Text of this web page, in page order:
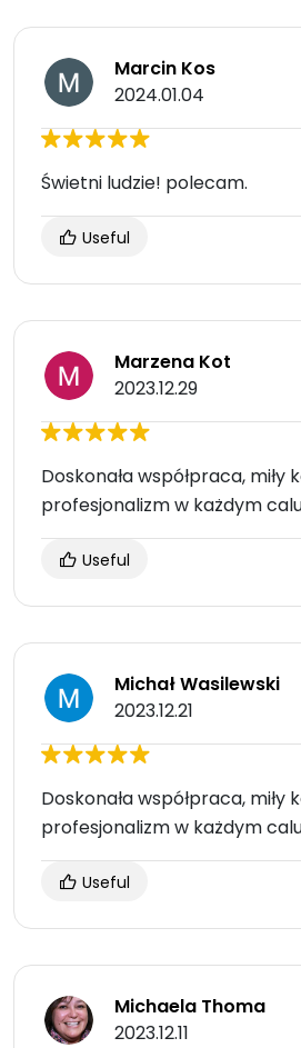
Marcin Kos
2024.01.04
Świetni ludzie! polecam.
Useful
Marzena Kot
2023.12.29
Doskonała współpraca, miły
profesjonalizm w każdym
Useful
Michał Wasilewski
2023.12.21
Doskonała współpraca, miły
profesjonalizm w każdym
Useful
Michaela Thoma
2023.12.11